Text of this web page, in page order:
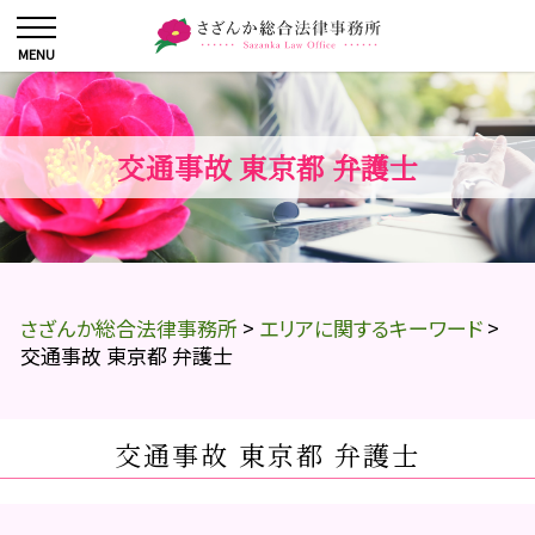
交通事故 東京都 弁護士
さざんか総合法律事務所 > エリアに関するキーワード >
交通事故 東京都 弁護士
交通事故 東京都 弁護士